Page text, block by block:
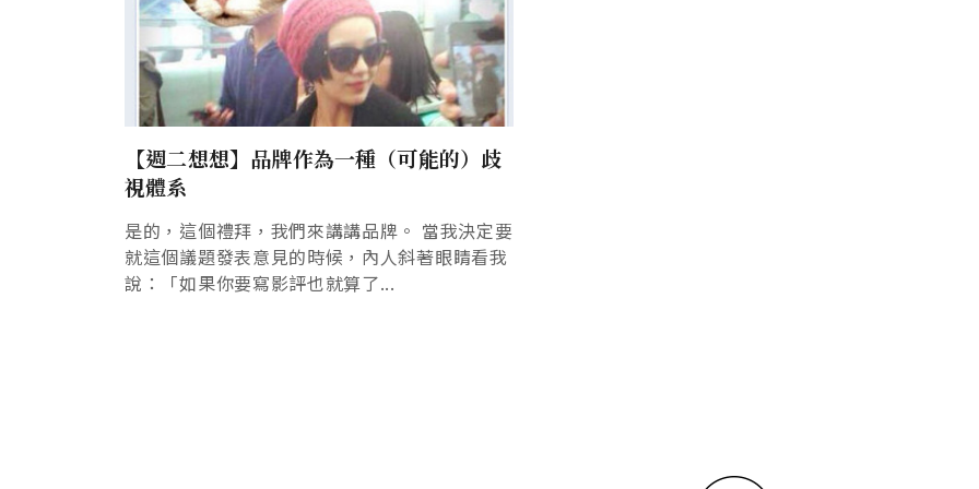
【週二想想】品牌作為一種（可能的）歧
視體系
是的，這個禮拜，我們來講講品牌。 當我決定要
就這個議題發表意見的時候，內人斜著眼睛看我
說：「如果你要寫影評也就算了...